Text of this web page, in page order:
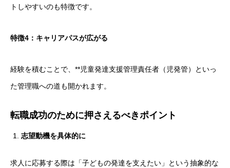
トしやすいのも特徴です。
特徴4：キャリアパスが広がる
経験を積むことで、**児童発達支援管理責任者（児発管）といっ
た管理職への道も開かれます。
転職成功のために押さえるべきポイント
志望動機を具体的に
求人に応募する際は「子どもの発達を支えたい」という抽象的な